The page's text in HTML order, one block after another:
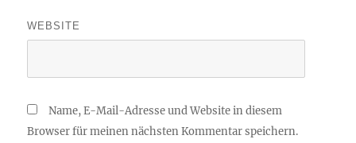
WEBSITE
Name, E-Mail-Adresse und Website in diesem
Browser für meinen nächsten Kommentar speichern.